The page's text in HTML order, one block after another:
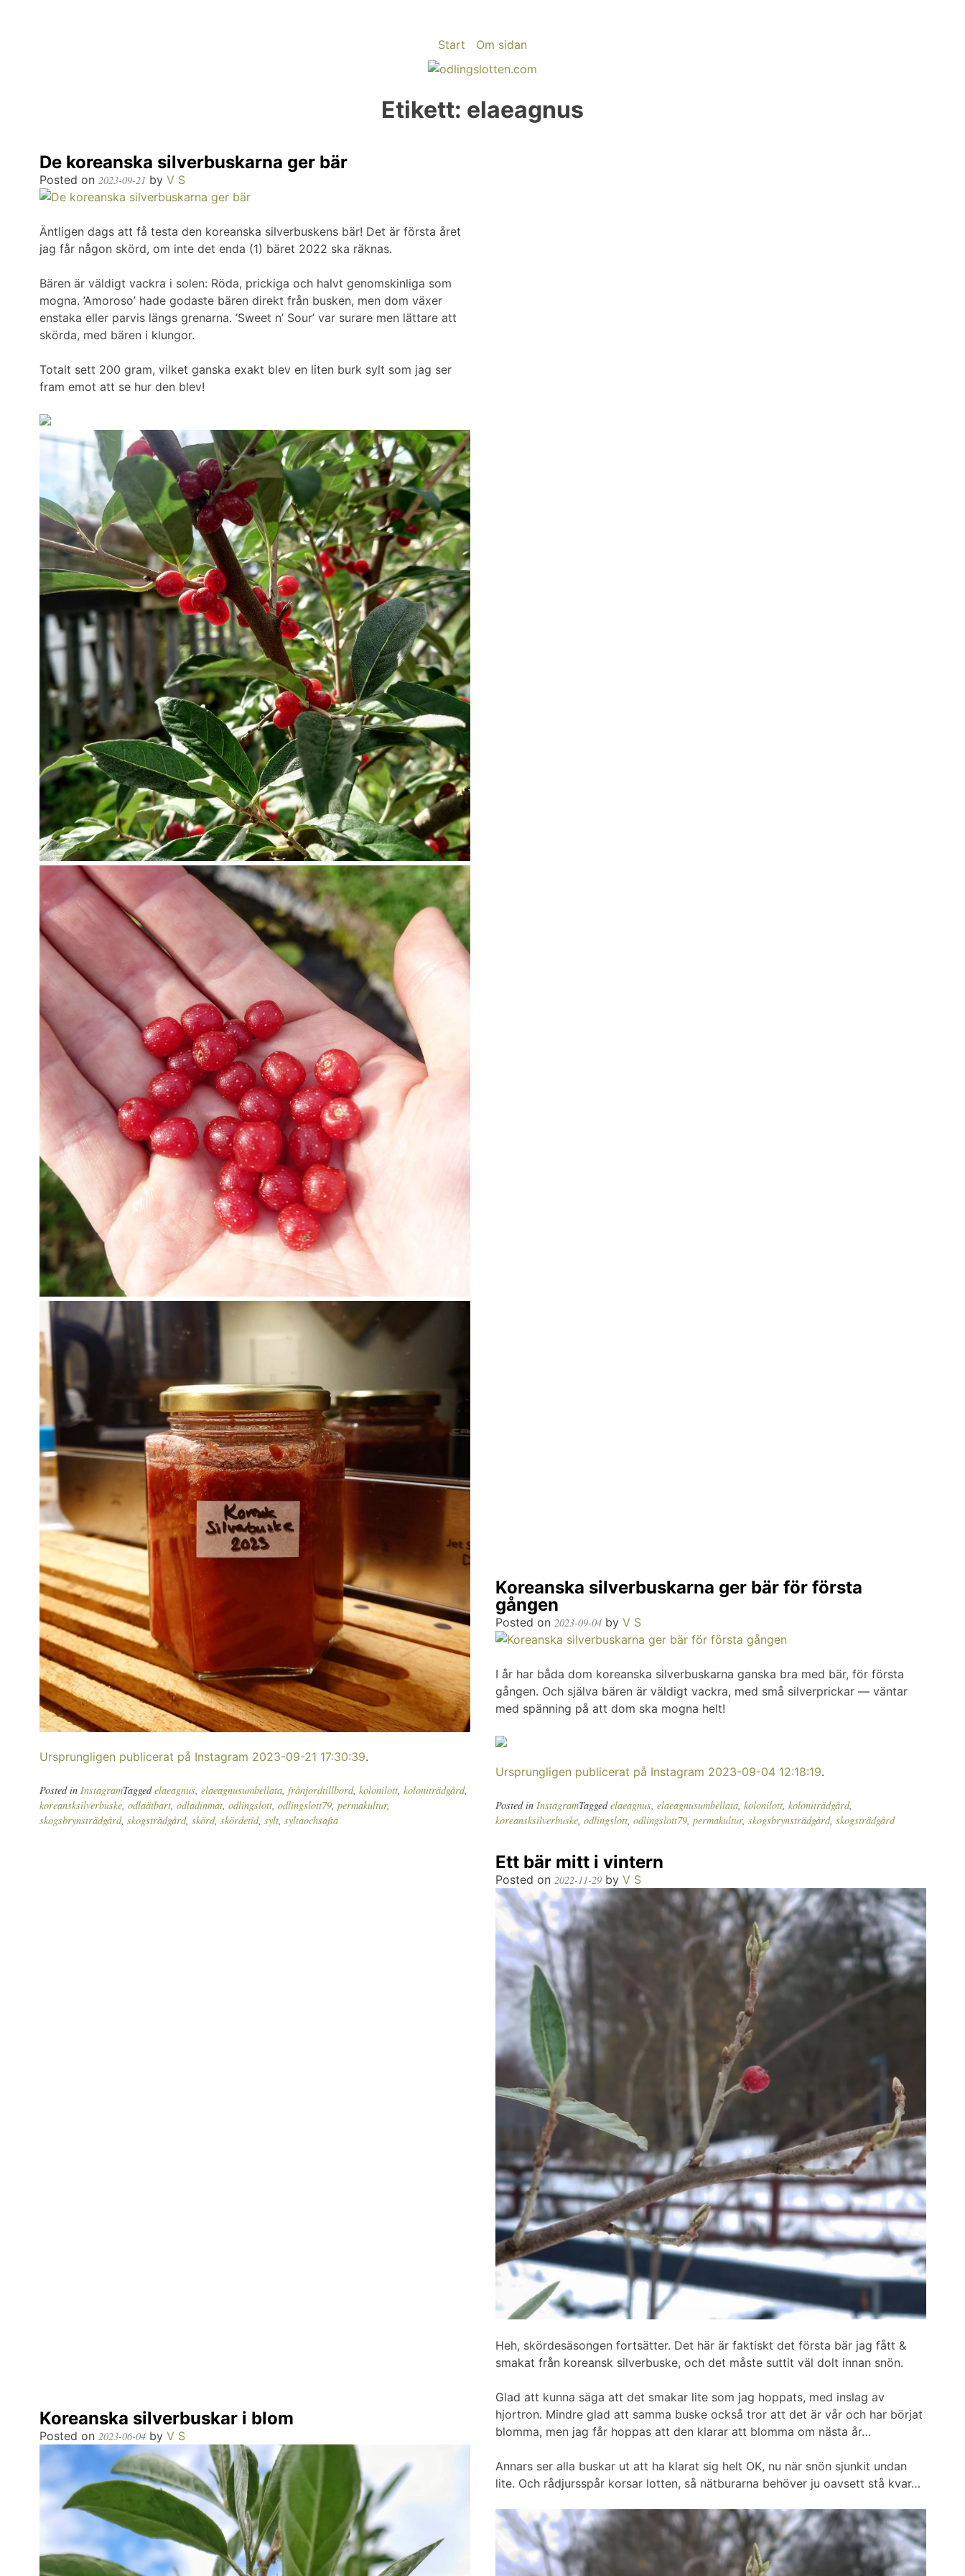
Start Om sidan
Etikett: elaeagnus
De koreanska silverbuskarna ger bär
Posted on 2023-09-21 by V S
Äntligen dags att få testa den koreanska silverbuskens bär! Det är första året
jag får någon skörd, om inte det enda (1) bäret 2022 ska räknas.
Bären är väldigt vackra i solen: Röda, prickiga och halvt genomskinliga som
mogna. ’Amoroso’ hade godaste bären direkt från busken, men dom växer
enstaka eller parvis längs grenarna. ’Sweet n’ Sour’ var surare men lättare att
skörda, med bären i klungor.
Totalt sett 200 gram, vilket ganska exakt blev en liten burk sylt som jag ser
fram emot att se hur den blev!
Ursprungligen publicerat på Instagram 2023-09-21 17:30:39.
Posted in InstagramTaggedelaeagnus, elaeagnusumbellata, frånjordtillbord, kolonilott, koloniträdgård,
koreansksilverbuske, odlaätbart, odladinmat, odlingslott, odlingslott79, permakultur,
skogsbrynsträdgård, skogsträdgård, skörd, skördetid, sylt, syltaochsafta
Koreanska silverbuskarna ger bär för första
gången
Posted on 2023-09-04by V S
I år har båda dom koreanska silverbuskarna ganska bra med bär, för första
gången. Och själva bären är väldigt vackra, med små silverprickar — väntar
med spänning på att dom ska mogna helt!
Ursprungligen publicerat på Instagram 2023-09-04 12:18:19.
Posted in InstagramTaggedelaeagnus, elaeagnusumbellata, kolonilott, koloniträdgård,
koreansksilverbuske, odlingslott, odlingslott79, permakultur, skogsbrynsträdgård, skogsträdgård
Koreanska silverbuskar i blom
Posted on 2023-06-04by V S
Ett bär mitt i vintern
Posted on 2022-11-29by V S
Heh, skördesäsongen fortsätter. Det här är faktiskt det första bär jag fått &
smakat från koreansk silverbuske, och det måste suttit väl dolt innan snön.
Glad att kunna säga att det smakar lite som jag hoppats, med inslag av
hjortron. Mindre glad att samma buske också tror att det är vår och har börjat
blomma, men jag får hoppas att den klarar att blomma om nästa år…
Annars ser alla buskar ut att ha klarat sig helt OK, nu när snön sjunkit undan
lite. Och rådjursspår korsar lotten, så nätburarna behöver ju oavsett stå kvar…